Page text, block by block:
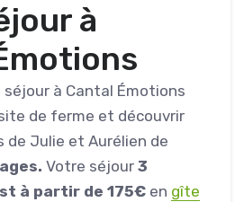
à
à Cantal Émotions
de ferme et découvrir
de Julie et Aurélien de
Votre séjour 3
à partir de 175€ en gîte